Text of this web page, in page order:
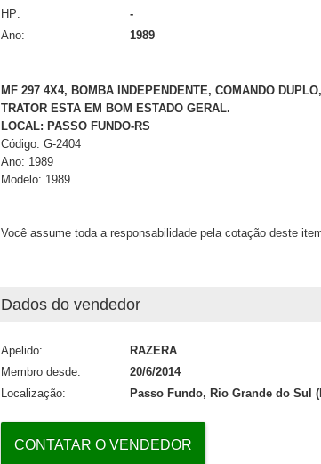
HP:
-
Ano:
1989
MF 297 4X4, BOMBA INDEPENDENTE, COMANDO
TRATOR ESTA EM BOM ESTADO GERAL.
LOCAL: PASSO FUNDO-RS
Código: G-2404
Ano: 1989
Modelo: 1989
Você assume toda a responsabilidade pela cotação deste
Dados do vendedor
Apelido:
RAZERA
Membro desde:
20/6/2014
Localização:
Passo Fundo, Rio Grande do Sul
CONTATAR O VENDEDOR